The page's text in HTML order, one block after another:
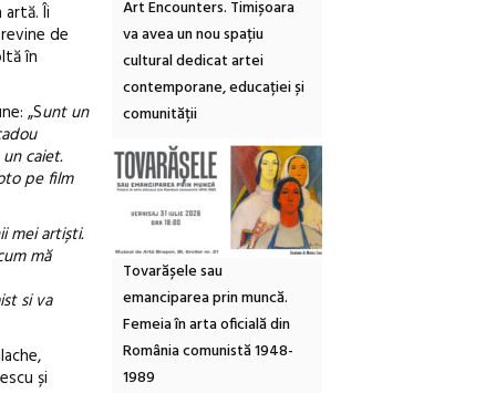
Îi
de
în
„Sunt un
caiet.
pe film
mei artiști.
mă
si va
și
Art Encounters. Timișoara
va avea un nou spațiu
cultural dedicat artei
contemporane, educației și
comunității
Tovarășele sau
emanciparea prin muncă.
Femeia în arta oficială din
România comunistă 1948-
1989